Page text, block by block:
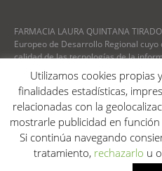
FARMACIA LAURA QUINTANA
Europeo de Desarrollo Regional
calidad de las tecnologías de la
para lo que ha desarrollado una
para comercializar sus productos en
con el apoyo del programa TIC
Diseño web Retrazos Agencia Creativa
Utilizamos cookies propias
finalidades estadísticas,
relacionadas con la
mostrarle publicidad en
Si continúa navegando
tratamiento, rechazarlo u